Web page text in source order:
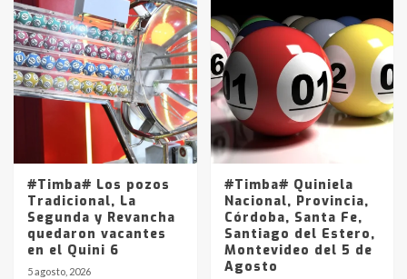
#Timba# Los pozos
Tradicional, La
Segunda y Revancha
quedaron vacantes
en el Quini 6
5 agosto, 2026
#Timba# Quiniela
Nacional, Provincia,
Córdoba, Santa Fe,
Santiago del Estero,
Montevideo del 5 de
Agosto